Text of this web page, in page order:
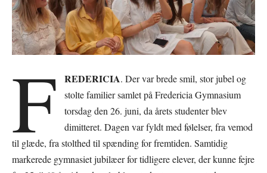
F REDERICIA. Der var brede smil, stor jubel og
stolte familier samlet på Fredericia Gymnasium
torsdag den 26. juni, da årets studenter blev
dimitteret. Dagen var fyldt med følelser, fra vemod
til glæde, fra stolthed til spænding for fremtiden. Samtidig
markerede gymnasiet jubilæer for tidligere elever, der kunne fejre